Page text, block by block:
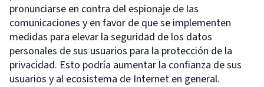
pronunciarse en contra del espionaje de las
comunicaciones y en favor de que se implementen
medidas para elevar la seguridad de los datos
personales de sus usuarios para la protección de la
privacidad. Esto podría aumentar la confianza de sus
usuarios y al ecosistema de Internet en general.